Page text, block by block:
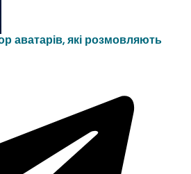
аватарів, які розмовляють